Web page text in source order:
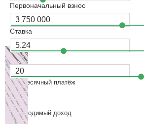
Первоначальный взнос
Ставка
Срок
Ежемесячный платёж
0₽
Необходимый доход